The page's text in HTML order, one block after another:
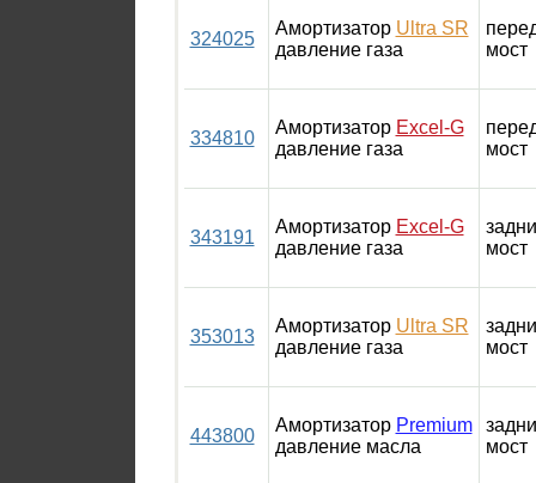
324025
Амортизатор Ultra SR
давление газа
мост
334810
Амортизатор Excel-G
давление газа
мост
343191
Амортизатор Excel-G
давление газа
мост
353013
Амортизатор Ultra SR
давление газа
мост
443800
Амортизатор Premium
давление масла
мост